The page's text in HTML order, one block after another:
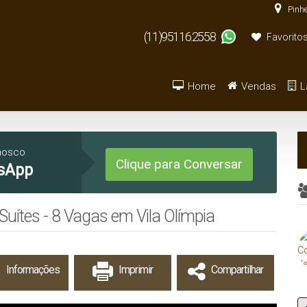
Favoritos
Vendas
Home
Clique para Conversar
- 8 Vagas em Vila Olímpia
Informações Imprimir Compartilhar